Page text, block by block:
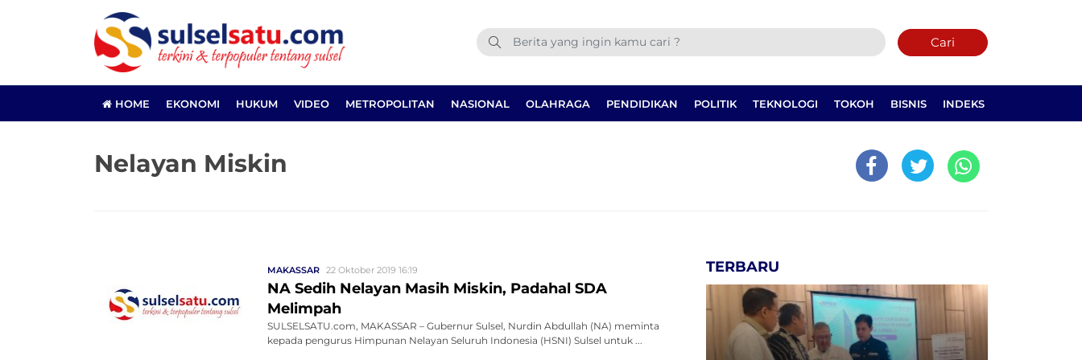
Cari
HOME EKONOMI HUKUM VIDEO METROPOLITAN NASIONAL OLAHRAGA PENDIDIKAN POLITIK TEKNOLOGI TOKOH BISNIS INDEKS
Nelayan Miskin
MAKASSAR 22 Oktober 2019 16:19
NA Sedih Nelayan Masih Miskin, Padahal SDA
Melimpah
SULSELSATU.com, MAKASSAR – Gubernur Sulsel, Nurdin Abdullah (NA) meminta
kepada pengurus Himpunan Nelayan Seluruh Indonesia (HSNI) Sulsel untuk ...
TERBARU